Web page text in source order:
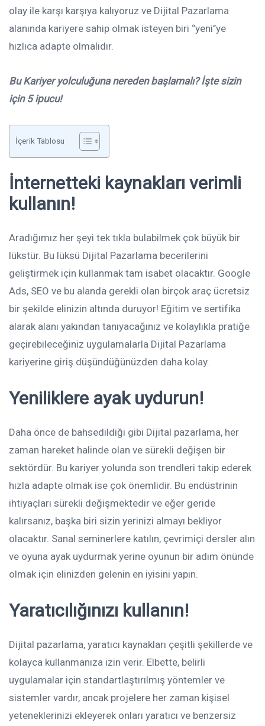
olay ile karşı karşıya kalıyoruz ve Dijital Pazarlama
alanında kariyere sahip olmak isteyen biri ‘’yeni’’ye
hızlıca adapte olmalıdır.
Bu Kariyer yolculuğuna nereden başlamalı? İşte sizin
için 5 ipucu!
İçerik Tablosu
İnternetteki kaynakları verimli
kullanın!
Aradığımız her şeyi tek tıkla bulabilmek çok büyük bir
lükstür. Bu lüksü Dijital Pazarlama becerilerini
geliştirmek için kullanmak tam isabet olacaktır. Google
Ads, SEO ve bu alanda gerekli olan birçok araç ücretsiz
bir şekilde elinizin altında duruyor! Eğitim ve sertifika
alarak alanı yakından tanıyacağınız ve kolaylıkla pratiğe
geçirebileceğiniz uygulamalarla Dijital Pazarlama
kariyerine giriş düşündüğünüzden daha kolay.
Yeniliklere ayak uydurun!
Daha önce de bahsedildiği gibi Dijital pazarlama, her
zaman hareket halinde olan ve sürekli değişen bir
sektördür. Bu kariyer yolunda son trendleri takip ederek
hızla adapte olmak ise çok önemlidir. Bu endüstrinin
ihtiyaçları sürekli değişmektedir ve eğer geride
kalırsanız, başka biri sizin yerinizi almayı bekliyor
olacaktır. Sanal seminerlere katılın, çevrimiçi dersler alın
ve oyuna ayak uydurmak yerine oyunun bir adım önünde
olmak için elinizden gelenin en iyisini yapın.
Yaratıcılığınızı kullanın!
Dijital pazarlama, yaratıcı kaynakları çeşitli şekillerde ve
kolayca kullanmanıza izin verir. Elbette, belirli
uygulamalar için standartlaştırılmış yöntemler ve
sistemler vardır, ancak projelere her zaman kişisel
yeteneklerinizi ekleyerek onları yaratıcı ve benzersiz